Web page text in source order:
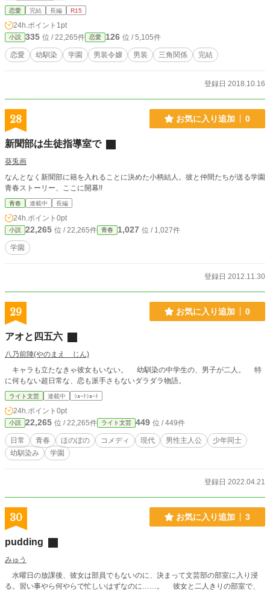
恋愛 完結 長編 R15
24h.ポイント 1pt
小説 335 位 / 22,265件 恋愛 126 位 / 5,105件
恋愛 幼馴染 学園 男装令嬢 男装 三角関係 完結
登録日 2018.10.16
28 お気に入り追加 0
新聞部は生徒指導室で
葵兎画
なんとなく新聞部に籍を入れることに決めた小柄結人。彼と仲間たちが送る学園
青春ストーリー、ここに開幕!!
青春 連載中 長編
24h.ポイント 0pt
小説 22,265 位 / 22,265件 青春 1,027 位 / 1,027件
学園
登録日 2012.11.30
29 お気に入り追加 0
アオと四五六
八乃前陣(やのまえ じん)
キャラも立たなきゃ彼女もいない。 幼馴染の中学生の、男子が二人。 特
に何もない超日常な、恋も派手さもないダラダラ物語。
ライト文芸 連載中 ｼｮｰﾄｼｮｰﾄ
24h.ポイント 0pt
小説 22,265 位 / 22,265件 ライト文芸 449 位 / 449件
日常 青春 ほのぼの コメディ 現代 男性主人公
少年同士
幼馴染み
学園
登録日 2022.04.21
30 お気に入り追加 3
pudding
みゅう
水曜日の放課後、彼女は部員でもないのに、決まって文芸部の部室に入り浸
る。習い事やら何やらで忙しいはずなのに……。 彼女と二人きりの部室で、